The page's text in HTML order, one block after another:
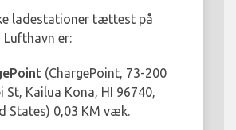
ladestationer tættest på
Lufthavn er:
(ChargePoint, 73-200
St, Kailua Kona, HI 96740,
States) 0,03 KM væk.